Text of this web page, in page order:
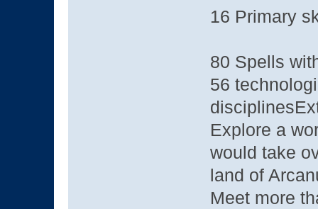
16 Primary
80 Spells
56
Explore a
would take
land of
Meet more